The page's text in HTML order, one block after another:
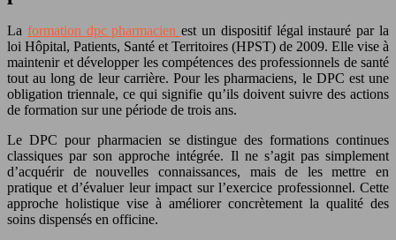
La formation dpc pharmacienest un dispositif légal instauré par la
loi Hôpital, Patients, Santé et Territoires (HPST) de 2009. Elle vise à
maintenir et développer les compétences des professionnels de santé
tout au long de leur carrière. Pour les pharmaciens, le DPC est une
obligation triennale, ce qui signifie qu’ils doivent suivre des actions
de formation sur une période de trois ans.
Le DPC pour pharmacien se distingue des formations continues
classiques par son approche intégrée. Il ne s’agit pas simplement
d’acquérir de nouvelles connaissances, mais de les mettre en
pratique et d’évaluer leur impact sur l’exercice professionnel. Cette
approche holistique vise à améliorer concrètement la qualité des
soins dispensés en officine.